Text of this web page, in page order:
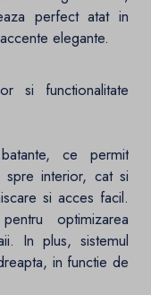
perfect atat in
elegante.
si functionalitate
ce permit
interior, cat si
si acces facil.
optimizarea
In plus, sistemul
in functie de